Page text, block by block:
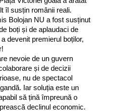
îl susțin românii reali.
Bolojan NU a fost susținut
boți și de aplaudaci de
devenit premierul boților,
nevoie de un guvern
și de decizii
nu de spectacol
Iar soluția este un
să țină împreună o
declinul economic.